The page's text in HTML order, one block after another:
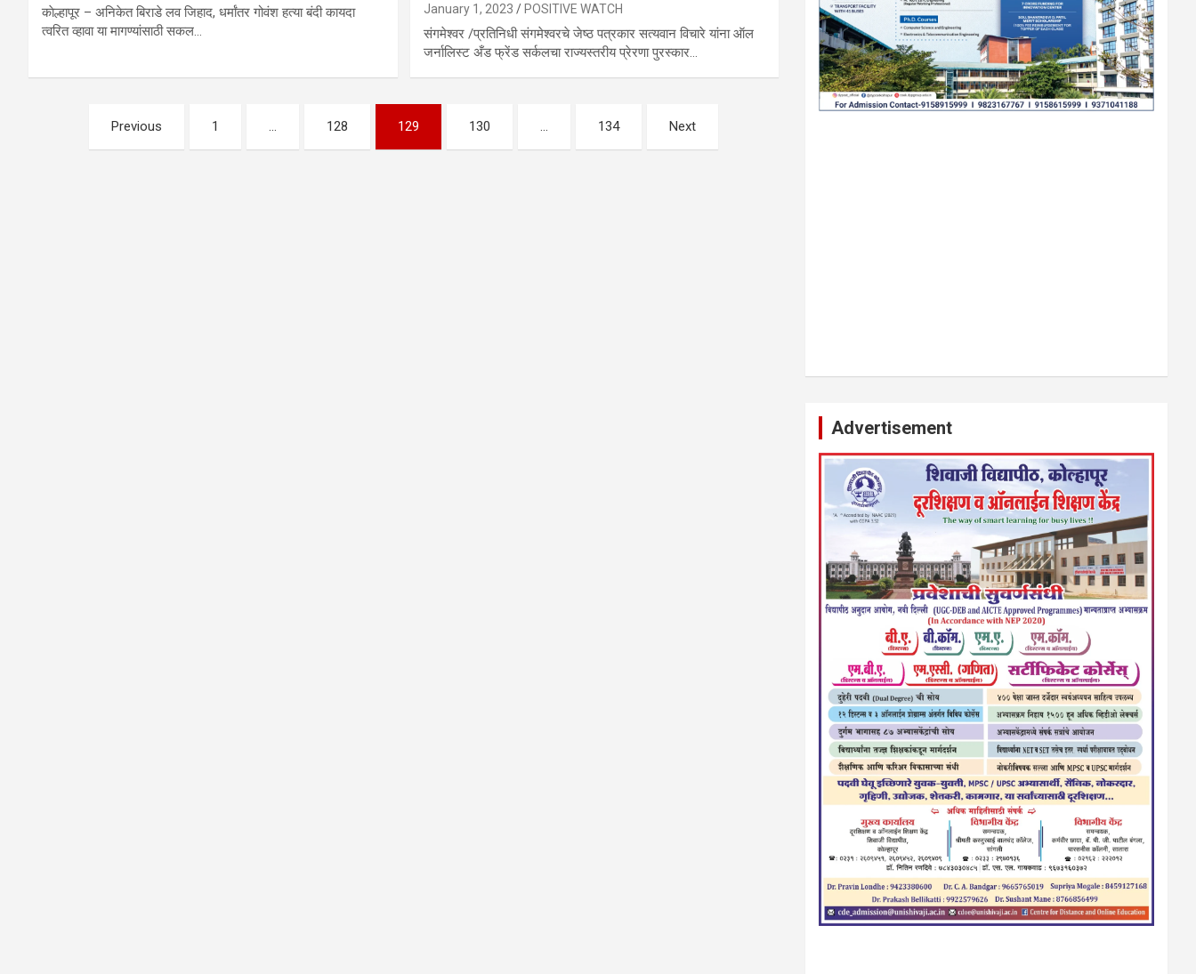
काेल्हापूर – अनिकेत बिराडे लव जिहाद, धर्मांतर गोवंश हत्या बंदी कायदा
त्वरित व्हावा या मागण्यांसाठी सकल…
January 1, 2023 POSITIVE WATCH
संगमेश्वर /प्रतिनिधी संगमेश्वरचे जेष्ठ पत्रकार सत्यवान विचारे यांना ऑल
जर्नालिस्ट अँड फ्रेंड सर्कलचा राज्यस्तरीय प्रेरणा पुरस्कार…
pagination
Previous 1 … 128 129 130 … 134 Next
कायदेशीर सल्ला या मार्गदर्शन पाहिजे. संपर्क साधा-
परिस्थितीनुसार तुम्ही जर आर्थिक, शैक्षणिक, सामाजिक समस्या, गुन्हेगारी,
शारीरीक त्रास, फसवणूक सारख्या प्रकरणात अडकला असाल, काेर्टाची
पायरी चढला असाल तर चिंता नकाे.. आम्ही मदत करू. मार्गदर्शन करू,
कायदेशीर सल्ला देऊ. - आजच संपर्क साधा- भारत
साेनुले-8888207374 या AD सतिश कुंभार -9860944728
Advertisement